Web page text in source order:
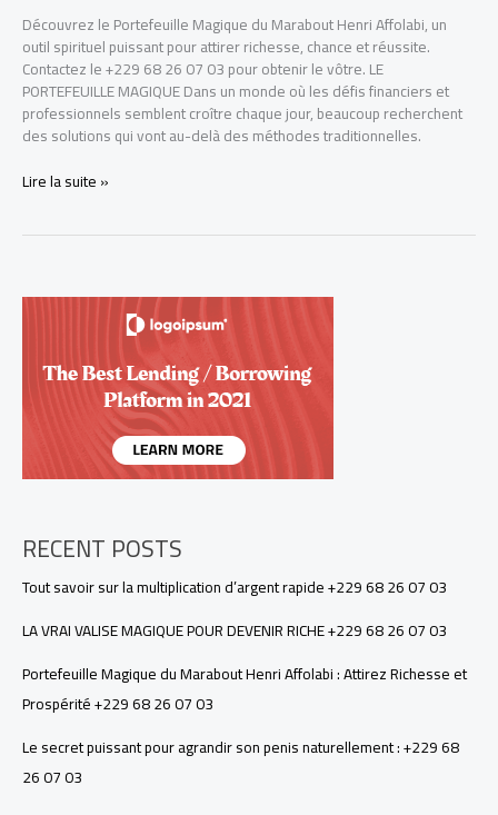
Découvrez le Portefeuille Magique du Marabout Henri Affolabi, un
outil spirituel puissant pour attirer richesse, chance et réussite.
Contactez le +229 68 26 07 03 pour obtenir le vôtre. LE
PORTEFEUILLE MAGIQUE Dans un monde où les défis financiers et
professionnels semblent croître chaque jour, beaucoup recherchent
des solutions qui vont au-delà des méthodes traditionnelles.
Portefeuille
Affolabi
Richesse
Lire la suite »
RECENT POSTS
Tout savoir sur la multiplication d’argent rapide +229 68 26 07 03
LA VRAI VALISE MAGIQUE POUR DEVENIR RICHE +229 68 26 07 03
Portefeuille Magique du Marabout Henri Affolabi : Attirez Richesse et
Prospérité +229 68 26 07 03
Le secret puissant pour agrandir son penis naturellement : +229 68
26 07 03